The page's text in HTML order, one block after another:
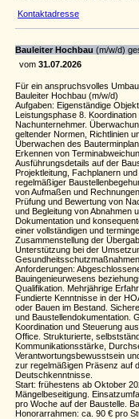
Kontaktadresse
Bauleiter Hochbau (m/w/d)
vom 31.07.2026
Für ein anspruchsvolles
Bauleiter Hochbau (m/w/d)
Aufgaben: Eigenständige
Leistungsphase 8.
Nachunternehmer.
geltender Normen, Richtlinien
Überwachen des
Erkennen von
Ausführungsdetails auf der
Projektleitung, Fachplanern
regelmäßiger
von Aufmaßen und
Prüfung und Bewertung von
und Begleitung von Abnahmen
Dokumentation und
einer vollständigen und
Zusammenstellung der
Unterstützung bei der
Gesundheitsschutzmaßnahmen.
Anforderungen:
Bauingenieurwesens
Qualifikation. Mehrjährige
Fundierte Kenntnisse in der
oder Bauen im Bestand.
und Baustellendokumentation.
Koordination und Steuerung
Office. Strukturierte,
Kommunikationsstärke,
Verantwortungsbewusstsein
zur regelmäßigen Präsenz auf
Deutschkenntnisse.
Start: frühestens ab Oktober
Mängelbeseitigung.
pro Woche auf der Baustelle.
Honorarrahmen: ca. 90 € pro